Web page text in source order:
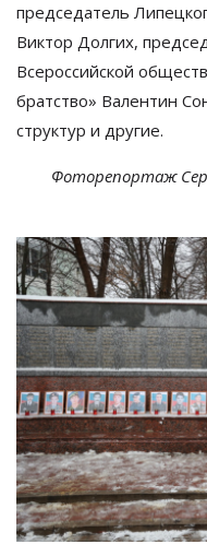
председатель
Виктор Долгих,
Всероссийской
братство» Валентин
структур и другие.
Фоторепортаж